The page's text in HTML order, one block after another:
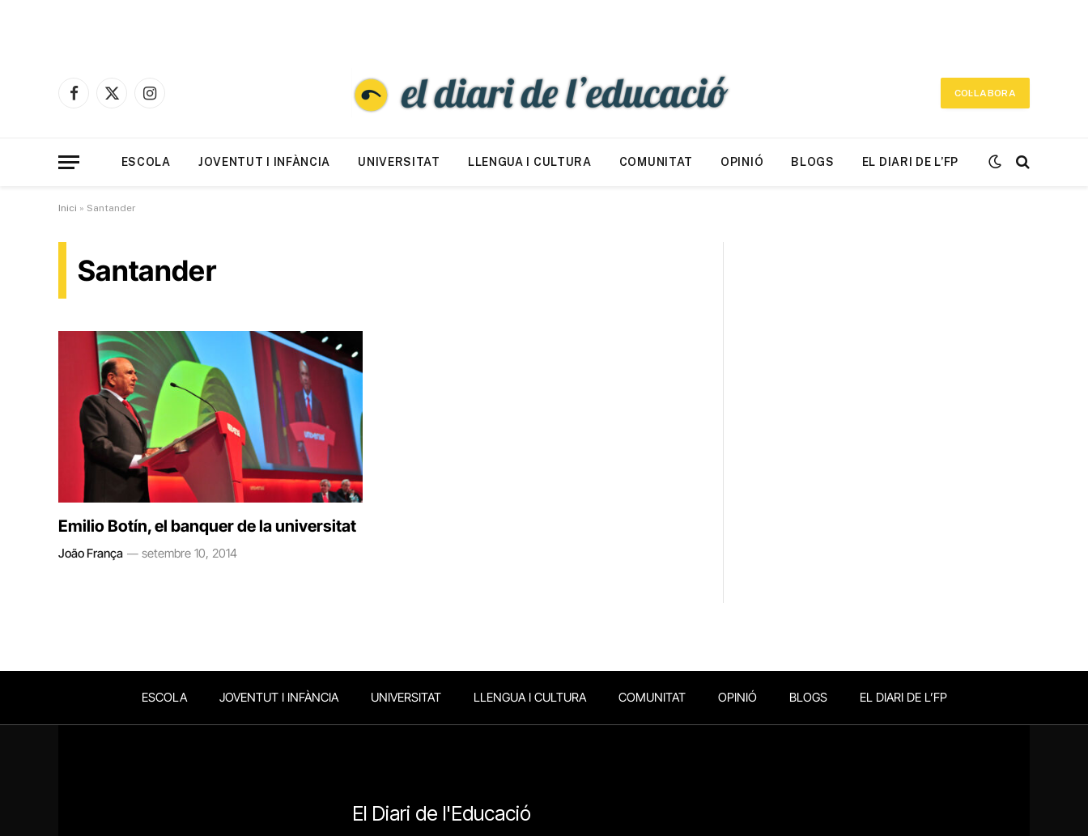
Facebook
X
Instagram
COL·LABORA
ESCOLA JOVENTUT I INFÀNCIA UNIVERSITAT LLENGUA I CULTURA COMUNITAT OPINIÓ BLOGS EL DIARI DE L’FP
Inici » Santander
Santander
Emilio Botín, el banquer de la universitat
João França setembre 10, 2014
ESCOLA JOVENTUT I INFÀNCIA UNIVERSITAT LLENGUA I CULTURA COMUNITAT OPINIÓ BLOGS EL DIARI DE L’FP